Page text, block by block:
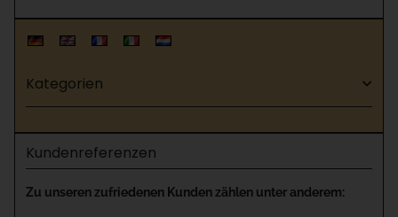
Kategorien
Kundenreferenzen
Zu unseren zufriedenen Kunden zählen unter anderem: